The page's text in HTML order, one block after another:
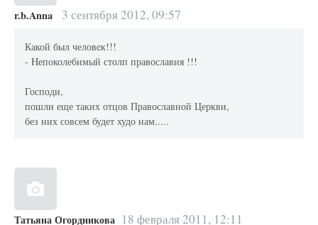
r.b.Anna 3 сентября 2012, 09:57
Кaкой был человeк!!!
- Hепоколебимый столп православия !!!
Господи,
пошли еще таких отцов Православной Церкви,
без них совсем будет худо нам.....
Татьяна Огордникова 18 февраля 2011, 12:11